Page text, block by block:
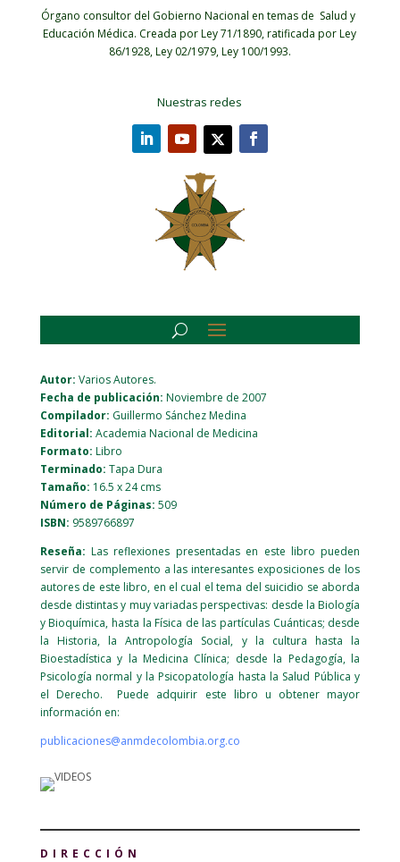
Órgano consultor del Gobierno Nacional en temas de Salud y
Educación Médica. Creada por Ley 71/1890, ratificada por Ley
86/1928, Ley 02/1979, Ley 100/1993.
Nuestras redes
Autor: Varios Autores.
Fecha de publicación: Noviembre de 2007
Compilador: Guillermo Sánchez Medina
Editorial: Academia Nacional de Medicina
Formato: Libro
Terminado: Tapa Dura
Tamaño: 16.5 x 24 cms
Número de Páginas: 509
ISBN: 9589766897
Reseña: Las reflexiones presentadas en este libro pueden
servir de complemento a las interesantes exposiciones de los
autores de este libro, en el cual el tema del suicidio se aborda
desde distintas y muy variadas perspectivas: desde la Biología
y Bioquímica, hasta la Física de las partículas Cuánticas; desde
la Historia, la Antropología Social, y la cultura hasta la
Bioestadística y la Medicina Clínica; desde la Pedagogía, la
Psicología normal y la Psicopatología hasta la Salud Pública y
el Derecho. Puede adquirir este libro u obtener mayor
información en:
publicaciones@anmdecolombia.org.co
DIRECCIÓN